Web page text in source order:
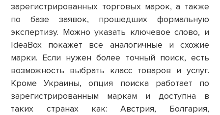
зарегистрированных торговых марок, а также
по базе заявок, прошедших формальную
экспертизу. Можно указать ключевое слово, и
IdeaBox покажет все аналогичные и схожие
марки. Если нужен более точный поиск, есть
возможность выбрать класс товаров и услуг.
Кроме Украины, опция поиска работает по
зарегистрированным маркам и доступна в
таких странах как: Австрия, Болгария,